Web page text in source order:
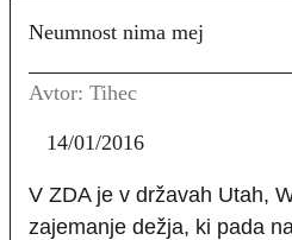
Neumnost nima mej
Avtor: Tihec
14/01/2016
V ZDA je v državah Utah,
zajemanje dežja, ki pada